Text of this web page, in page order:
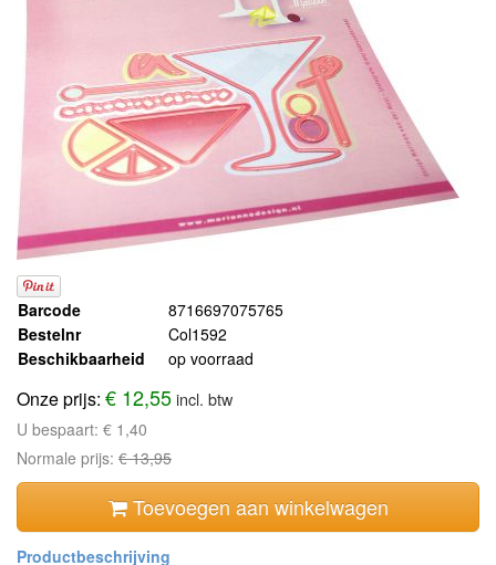
Barcode
8716697075765
Bestelnr
Col1592
Beschikbaarheid
op voorraad
Onze prijs: € 12,55incl. btw
U bespaart: € 1,40
Normale prijs: € 13,95
Toevoegen aan winkelwagen